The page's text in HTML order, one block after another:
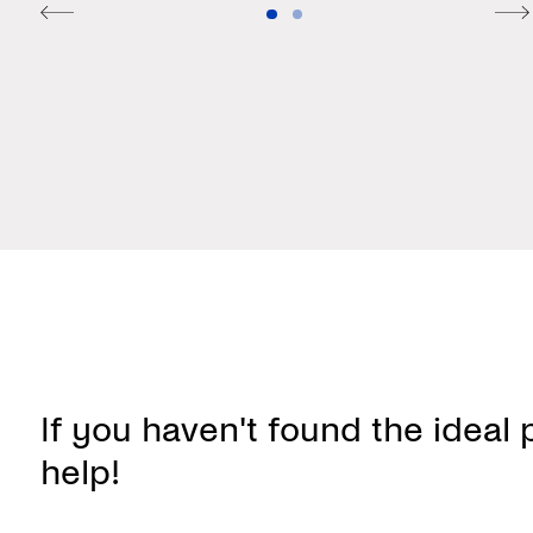
If you haven't found the ideal
help!